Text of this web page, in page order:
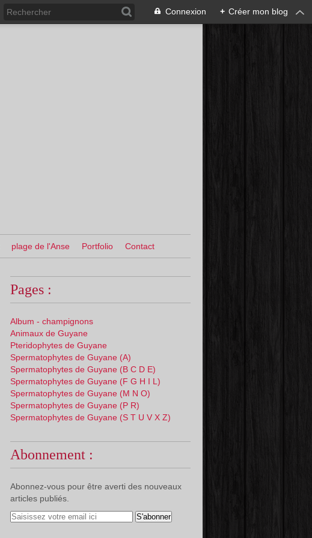
Connexion + Créer mon blog
plage de l'Anse Portfolio Contact
Pages :
Album - champignons
Animaux de Guyane
Pteridophytes de Guyane
Spermatophytes de Guyane (A)
Spermatophytes de Guyane (B C D E)
Spermatophytes de Guyane (F G H I L)
Spermatophytes de Guyane (M N O)
Spermatophytes de Guyane (P R)
Spermatophytes de Guyane (S T U V X Z)
Abonnement :
Abonnez-vous pour être averti des nouveaux
articles publiés.